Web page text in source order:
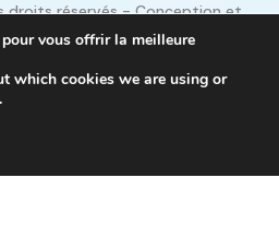
droits réservés - Conception et
vous offrir la meilleure
which cookies we are using or
.